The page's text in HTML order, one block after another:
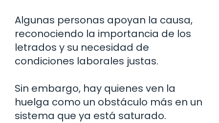
Algunas personas apoyan la causa,
reconociendo la importancia de los
letrados y su necesidad de
condiciones laborales justas.
Sin embargo, hay quienes ven la
huelga como un obstáculo más en un
sistema que ya está saturado.